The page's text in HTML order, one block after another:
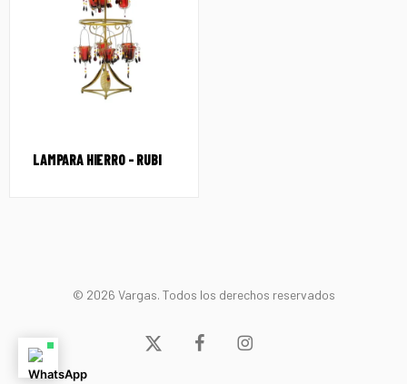
LAMPARA HIERRO – RUBI
© 2026 Vargas. Todos los derechos reservados
x-
facebookinstagram